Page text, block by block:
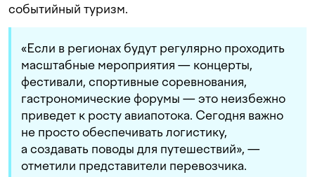
событийный туризм.
«Если в регионах будут регулярно проходить
масштабные мероприятия — концерты,
фестивали, спортивные соревнования,
гастрономические форумы — это неизбежно
приведет к росту авиапотока. Сегодня важно
не просто обеспечивать логистику,
а создавать поводы для путешествий», —
отметили представители перевозчика.